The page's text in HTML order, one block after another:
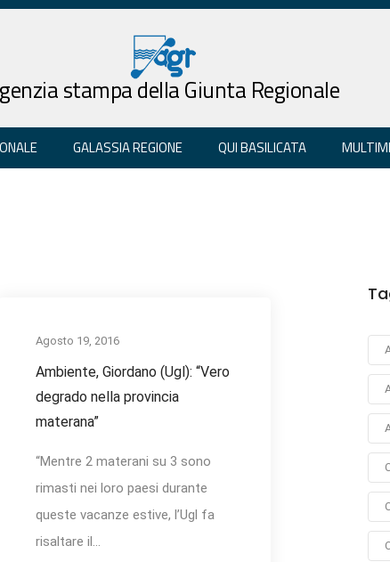
stampa della Giunta Regionale
GALASSIA REGIONE QUI BASILICATA
Agosto 19, 2016
Ambiente, Giordano (Ugl): “Vero
degrado nella provincia
materana”
“Mentre 2 materani su 3 sono
rimasti nei loro paesi durante
queste vacanze estive, l’Ugl fa
risaltare il...